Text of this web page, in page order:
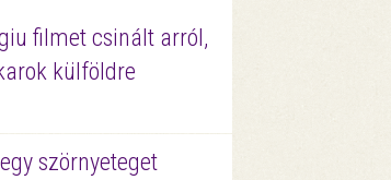
filmet csinált arról,
külföldre
szörnyeteget